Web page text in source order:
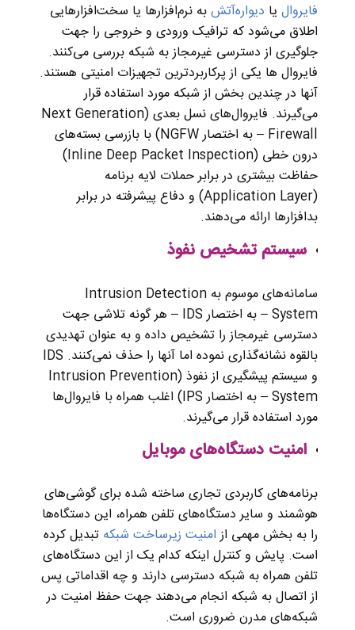
فایروال یا دیواره‌آتشبه نرم‌افزارها یا سخت‌افزارهایی
اطلاق می‌شود که ترافیک ورودی و خروجی را جهت
جلوگیری از دسترسی غیرمجاز به شبکه بررسی می‌کنند.
فایروال ها یکی از پرکاربردترین تجهیزات امنیتی هستند.
آنها در چندین بخش از شبکه مورد استفاده قرار
می‌گیرند. فایروال‌های نسل بعدی (Next Generation
Firewall – به اختصار NGFW) با بازرسی بسته‌های
درون خطی (Inline Deep Packet Inspection)
حفاظت بیشتری در برابر حملات لایه برنامه
(Application Layer) و دفاع پیشرفته در برابر
بدافزارها ارائه می‌دهند.
سیستم تشخیص نفوذ
سامانه‌های موسوم به Intrusion Detection
System – به اختصار IDS – هر گونه تلاشی جهت
دسترسی غیرمجاز را تشخیص داده و به ‌عنوان تهدیدی
بالقوه نشانه‌گذاری نموده اما آنها را حذف نمی‌کنند. IDS
و سیستم پیشگیری از نفوذ (Intrusion Prevention
System – به اختصار IPS) اغلب همراه با فایروال‌ها
مورد استفاده قرار می‌گیرند.
امنیت دستگاه‌های موبایل
برنامه‌های کاربردی تجاری ساخته شده برای گوشی‌های
هوشمند و سایر دستگاه‌های تلفن همراه، این دستگاه‌ها
را به بخش مهمی ازامنیت زیرساخت شبکه تبدیل کرده
است. پایش و کنترل اینکه کدام یک از این دستگاه‌های
تلفن همراه به شبکه دسترسی دارند و چه اقداماتی پس
از اتصال به شبکه انجام می‌دهند جهت حفظ امنیت در
شبکه‌های مدرن ضروری است.